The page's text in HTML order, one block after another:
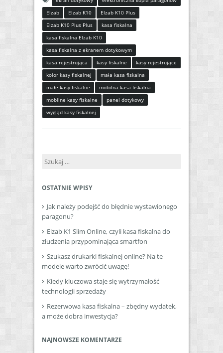
Elzab
Elzab K10
Elzab K10 Plus
Elzab K10 Plus Plus
kasa fiskalna
kasa fiskalna Elzab K10
kasa fiskalna z ekranem dotykowym
kasa rejestrująca
kasy fiskalne
kasy rejestrujące
kolor kasy fiskalnej
mała kasa fiskalna
małe kasy fiskalne
mobilna kasa fiskalna
mobilne kasy fiskalne
panel dotykowy
wygląd kasy fiskalnej
Szukaj:
OSTATNIE WPISY
Jak należy podejść do błędnie wystawionego
paragonu?
Elzab K1 Slim Online, czyli kasa fiskalna do
złudzenia przypominająca smartfon
Szukasz drukarki fiskalnej online? Na te
modele warto zwrócić uwagę!
Kiedy kluczowa staje się wytrzymałość
technologii sprzedaży
Rezerwowa kasa fiskalna – zbędny wydatek,
a może dobra inwestycja?
NAJNOWSZE KOMENTARZE